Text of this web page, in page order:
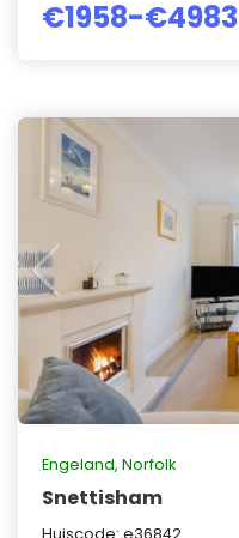
€1958-€4983
Engeland, Norfolk
Snettisham
Huiscode: e36842